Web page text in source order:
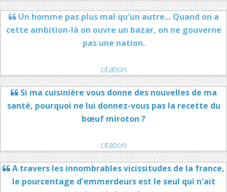
Un homme pas plus mal qu'un autre... Quand on a
cette ambition-là on ouvre un bazar, on ne gouverne
pas une nation.
citation
Si ma cuisinière vous donne des nouvelles de ma
santé, pourquoi ne lui donnez-vous pas la recette du
bœuf miroton ?
citation
A travers les innombrables vicissitudes de la france,
le pourcentage d'emmerdeurs est le seul qui n'ait